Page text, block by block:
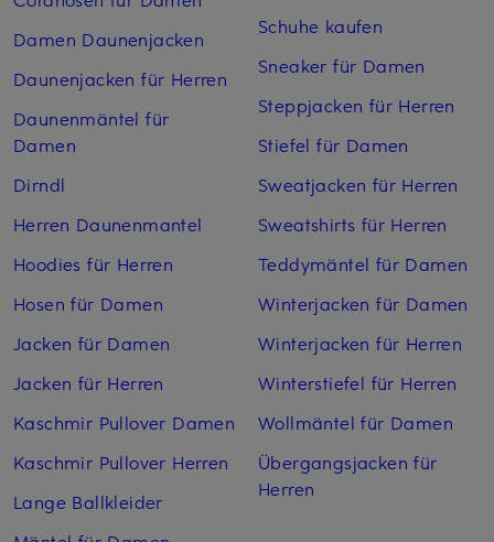
Damen Daunenjacken
Daunenjacken für Herren
Daunenmäntel für
Damen
Dirndl
Herren Daunenmantel
Hoodies für Herren
Hosen für Damen
Jacken für Damen
Jacken für Herren
Kaschmir Pullover Damen
Kaschmir Pullover Herren
Lange Ballkleider
Schuhe kaufen
Sneaker für Damen
Steppjacken für Herren
Stiefel für Damen
Sweatjacken für Herren
Sweatshirts für Herren
Teddymäntel für Damen
Winterjacken für Damen
Winterjacken für Herren
Winterstiefel für Herren
Wollmäntel für Damen
Übergangsjacken für
Herren